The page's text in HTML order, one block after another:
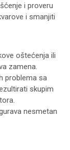
i proveru
i smanjiti
oštećenja ili
zamena.
problema sa
skupim
nesmetan